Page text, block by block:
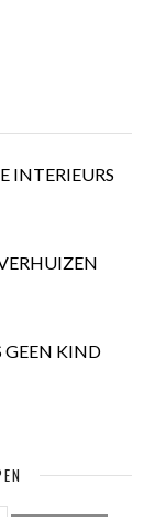
INTERIEURS
GEEN KIND